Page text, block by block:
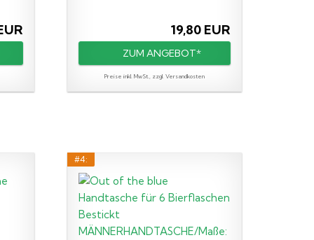
19,80 EUR
ZUM ANGEBOT*
Preise inkl. MwSt., zzgl. Versandkosten
#4: